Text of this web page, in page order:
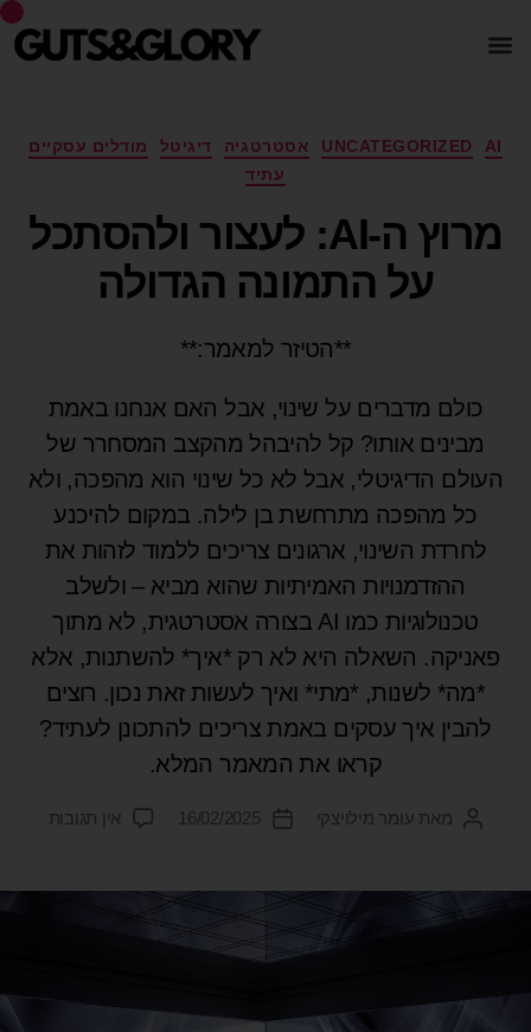
AI
UNCATEGORIZED אסטרטגיה דיגיטל
מודלים עסקיים
עתיד
מרוץ ה-AI: לעצור ולהסתכל
על התמונה הגדולה
**הטיזר למאמר:**
כולם מדברים על שינוי, אבל האם אנחנו באמת
מבינים אותו? קל להיבהל מהקצב המסחרר של
העולם הדיגיטלי, אבל לא כל שינוי הוא מהפכה, ולא
כל מהפכה מתרחשת בן לילה. במקום להיכנע
לחרדת השינוי, ארגונים צריכים ללמוד לזהות את
ההזדמנויות האמיתיות שהוא מביא – ולשלב
טכנולוגיות כמו AI בצורה אסטרטגית, לא מתוך
פאניקה. השאלה היא לא רק *איך* להשתנות, אלא
*מה* לשנות, *מתי* ואיך לעשות זאת נכון. רוצים
להבין איך עסקים באמת צריכים להתכונן לעתיד?
קראו את המאמר המלא.
מאת עומר מילויצקי 16/02/2025 אין תגובות